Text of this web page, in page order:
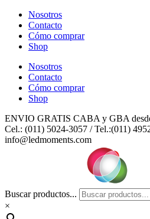
contenido
Nosotros
Contacto
Cómo comprar
Shop
Nosotros
Contacto
Cómo comprar
Shop
ENVIO GRATIS CABA y GBA
Cel.: (011) 5024-3057 / Tel.:(011)
info@ledmoments.com
Buscar productos...
×